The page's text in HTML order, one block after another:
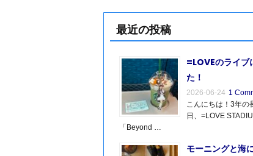
最近の投稿
=LOVEのライブ
た！
2026-06-24 1
こんにちは！3年の
日、=LOVE
「Beyond …
モーニングと海